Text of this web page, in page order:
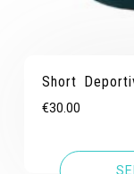
Short
€30.00